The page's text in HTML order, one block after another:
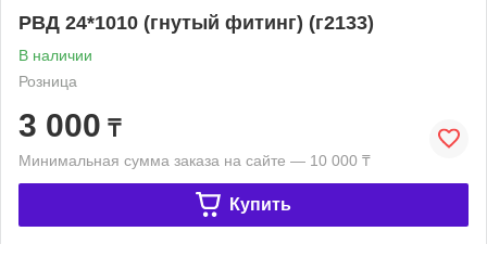
РВД 24*1010 (гнутый фитинг) (г2133)
В наличии
Розница
3 000 ₸
Минимальная сумма заказа на сайте — 10 000 ₸
Купить